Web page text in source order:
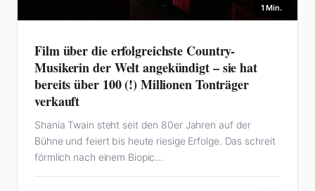
1 Min.
Film über die erfolgreichste Country-
Musikerin der Welt angekündigt – sie hat
bereits über 100 (!) Millionen Tonträger
verkauft
Shania Twain steht seit den 80er Jahren auf der
Bühne und feiert bis heute riesige Erfolge. Das schreit
förmlich nach einem Biopic…